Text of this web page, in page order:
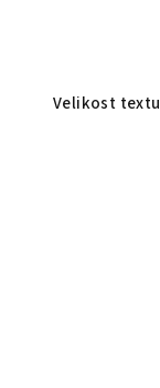
Velikost textu